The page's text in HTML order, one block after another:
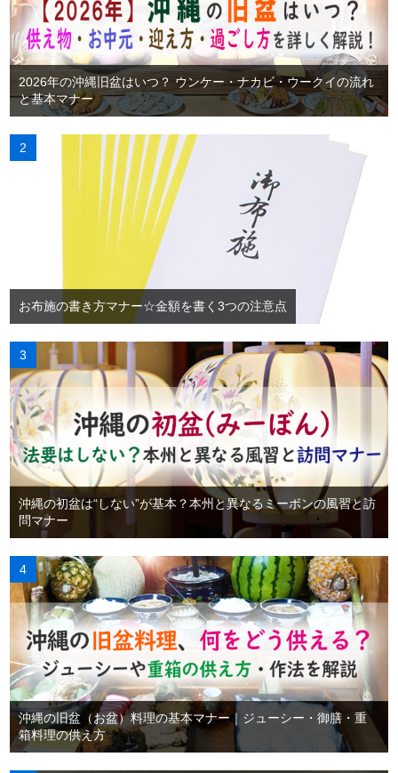
2026年の沖縄旧盆はいつ？ ウンケー・ナカビ・ウークイの流れ
と基本マナー
お布施の書き方マナー☆金額を書く3つの注意点
沖縄の初盆は“しない”が基本？本州と異なるミーボンの風習と訪
問マナー
沖縄の旧盆（お盆）料理の基本マナー｜ジューシー・御膳・重
箱料理の供え方